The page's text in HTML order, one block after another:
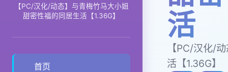
【PC/汉化/动态】与青梅竹马大小姐
甜密性福的同居生活【1.36G】
首页
活
【PC/汉化/
活【1.36G】